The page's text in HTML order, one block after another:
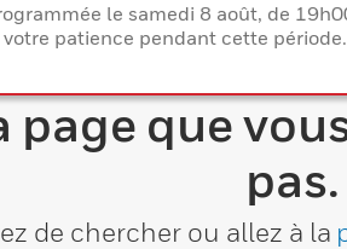
le samedi 8 août, de
patience pendant cette période.
page que
pas.
de chercher ou allez à la